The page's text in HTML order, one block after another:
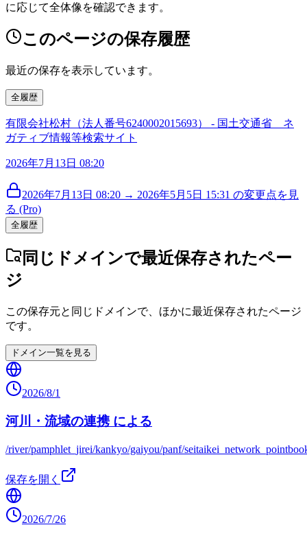
に応じて全体像を確認できます。
このページの保存履歴
最近の保存を表示しています。
全履歴
有限会社松村（法人番号6240002015693） - 国土交通省 ネ
ガティブ情報等検索サイト
2026年7月13日 08:20
2026年7月13日 08:20 → 2026年5月5日 15:31 の変更点を見
る (Pro)
全履歴
同じドメインで最近保存されたペー
ジ
この保存元と同じドメインで、ほかに最近保存されたページ
です。
ドメイン一覧を見る
2026/8/1
河川・流域の連携 による
/river/pamphlet_jirei/kankyo/gaiyou/panf/
保存を開く
2026/7/26